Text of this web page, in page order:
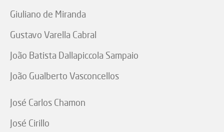
Giuliano de Miranda
Gustavo Varella Cabral
João Batista Dallapiccola Sampaio
João Gualberto Vasconcellos
José Carlos Chamon
José Cirillo